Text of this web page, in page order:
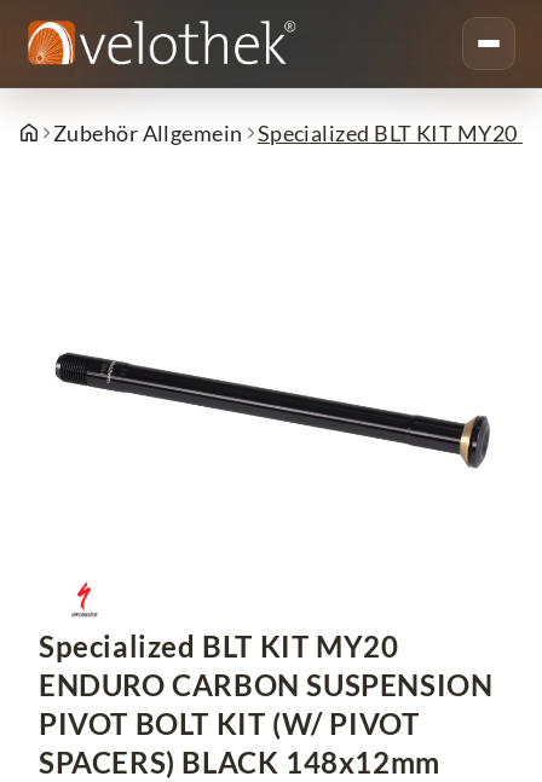
Zubehör Allgemein Specialized BLT KIT MY20
Specialized BLT KIT MY20
ENDURO CARBON SUSPENSION
PIVOT BOLT KIT (W/ PIVOT
SPACERS) BLACK 148x12mm